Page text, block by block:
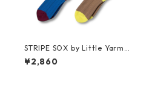
STRIPE SOX by Little Yarmo
uth
¥2,860